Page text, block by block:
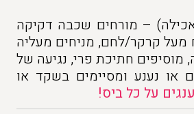
– מורחים שכבה דקיקה
מעל קרקר/לחם, מניחים מעליה
מוסיפים חתיכת פרי, נגיעה של
או נענע ומסיימים בשקד או
על כל ביס!